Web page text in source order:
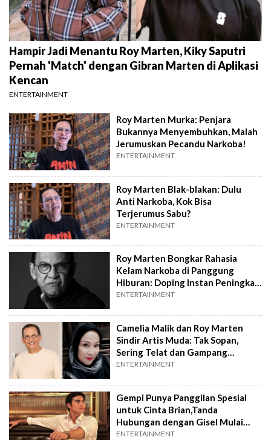
Hampir Jadi Menantu Roy Marten, Kiky Saputri
Pernah 'Match' dengan Gibran Marten di Aplikasi
Kencan
ENTERTAINMENT
Roy Marten Murka: Penjara
Bukannya Menyembuhkan, Malah
Jerumuskan Pecandu Narkoba!
ENTERTAINMENT
Roy Marten Blak-blakan: Dulu
Anti Narkoba, Kok Bisa
Terjerumus Sabu?
ENTERTAINMENT
Roy Marten Bongkar Rahasia
Kelam Narkoba di Panggung
Hiburan: Doping Instan Peningkat
Percaya Diri
ENTERTAINMENT
Camelia Malik dan Roy Marten
Sindir Artis Muda: Tak Sopan,
Sering Telat dan Gampang
Bongkar Aib
ENTERTAINMENT
Gempi Punya Panggilan Spesial
untuk Cinta Brian,Tanda
Hubungan dengan Gisel Mulai
Direstui?
ENTERTAINMENT